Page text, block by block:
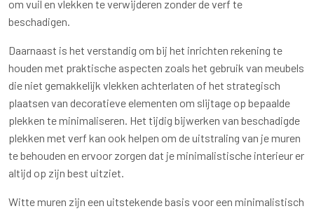
om vuil en vlekken te verwijderen zonder de verf te
beschadigen.
Daarnaast is het verstandig om bij het inrichten rekening te
houden met praktische aspecten zoals het gebruik van meubels
die niet gemakkelijk vlekken achterlaten of het strategisch
plaatsen van decoratieve elementen om slijtage op bepaalde
plekken te minimaliseren. Het tijdig bijwerken van beschadigde
plekken met verf kan ook helpen om de uitstraling van je muren
te behouden en ervoor zorgen dat je minimalistische interieur er
altijd op zijn best uitziet.
Witte muren zijn een uitstekende basis voor een minimalistisch